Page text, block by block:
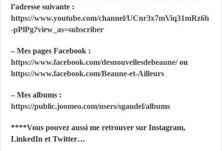
l’adresse suivante :
https://www.youtube.com/channel/UCnr3x7mViq31mRz6h
-pPlPg?view_as=subscriber
– Mes pages Facebook :
https://www.facebook.com/desnouvellesdebeaune/ou
https://www.facebook.com/Beaune-et-Ailleurs
– Mes albums :
https://public.joomeo.com/users/sgaudel/albums
****Vous pouvez aussi me retrouver sur Instagram,
LinkedIn et Twitter…